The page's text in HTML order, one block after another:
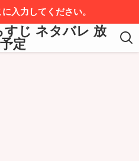
入力してください。
じ ネタバレ 放
定